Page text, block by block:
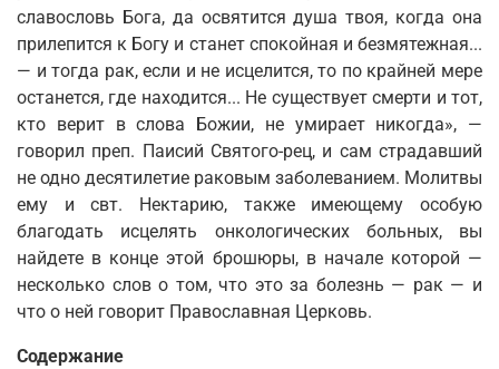
славословь Бога, да освятится душа твоя, когда она
прилепится к Богу и станет спокойная и безмятежная...
— и тогда рак, если и не исцелится, то по крайней мере
останется, где находится... Не существует смерти и тот,
кто верит в слова Божии, не умирает никогда», —
говорил преп. Паисий Святого-рец, и сам страдавший
не одно десятилетие раковым заболеванием. Молитвы
ему и свт. Нектарию, также имеющему особую
благодать исцелять онкологических больных, вы
найдете в конце этой брошюры, в начале которой —
несколько слов о том, что это за болезнь — рак — и
что о ней говорит Православная Церковь.
Содержание